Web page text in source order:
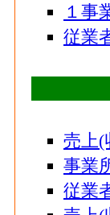
１事
従業
売上(
事業
従業